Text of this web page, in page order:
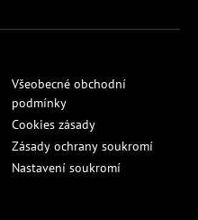
Všeobecné obchodní
podmínky
Cookies zásady
Zásady ochrany soukromí
Nastavení soukromí